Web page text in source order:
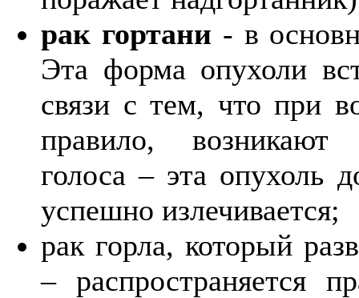
рак гортани - в
Эта форма опухоли
связи с тем, что при
правило, возникают
голоса – эта опухоль
успешно излечивается;
рак горла, который
– распространяется